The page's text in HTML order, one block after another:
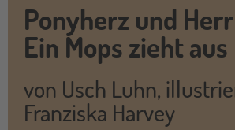
Ponyherz und
Ein Mops zieht aus
von Usch Luhn,
Franziska Harvey